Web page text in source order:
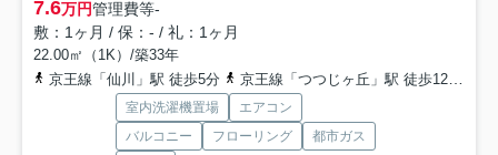
7.6万円管理費等-
敷：1ヶ月 / 保：- / 礼：1ヶ月
22.00㎡（1K）/築33年
京王線「仙川」駅 徒歩5分
京王線「つつじヶ丘」駅 徒歩12分
室内洗濯機置場
エアコン
バルコニー
フローリング
都市ガス